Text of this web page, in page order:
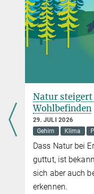
Natur
Wohlbefinden
29. JULI 2026
Gehirn
Klima
Dass Natur bei
guttut, ist
sich aber auch
erkennen.